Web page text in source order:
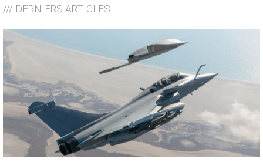
/// DERNIERS ARTICLES